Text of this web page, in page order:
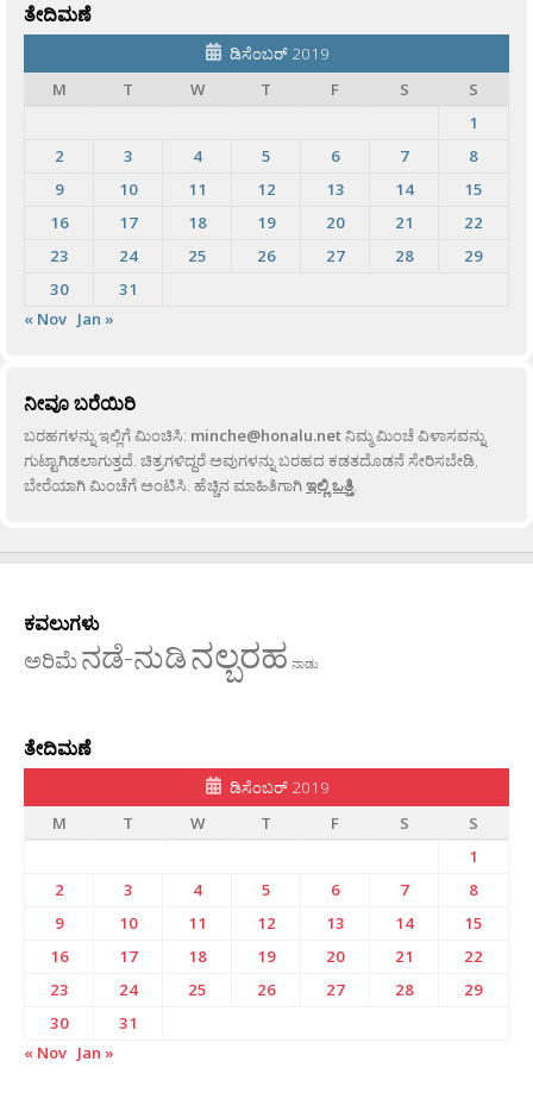
ತೇದಿಮಣೆ
ಡಿಸೆಂಬರ್ 2019
M
T W T F S
S
1
2
3 4 5 6 7
8
9
10 11 12 13 14
15
16
17 18 19 20 21
22
23
24 25 26 27 28
29
30
31
« Nov Jan »
ನೀವೂ ಬರೆಯಿರಿ
ಬರಹಗಳನ್ನು ಇಲ್ಲಿಗೆ ಮಿಂಚಿಸಿ: minche@honalu.netನಿಮ್ಮ ಮಿಂಚೆ ವಿಳಾಸವನ್ನು
ಗುಟ್ಟಾಗಿಡಲಾಗುತ್ತದೆ. ಚಿತ್ರಗಳಿದ್ದರೆ ಅವುಗಳನ್ನು ಬರಹದ ಕಡತದೊಡನೆ ಸೇರಿಸಬೇಡಿ,
ಬೇರೆಯಾಗಿ ಮಿಂಚೆಗೆ ಅಂಟಿಸಿ. ಹೆಚ್ಚಿನ ಮಾಹಿತಿಗಾಗಿಇಲ್ಲಿ ಒತ್ತಿ.
ಕವಲುಗಳು
ಅರಿಮೆನಡೆ-ನುಡಿನಲ್ಬರಹ ನಾಡು
ತೇದಿಮಣೆ
ಡಿಸೆಂಬರ್ 2019
M
T W T F S
S
1
2
3 4 5 6 7
8
9
10 11 12 13 14
15
16
17 18 19 20 21
22
23
24 25 26 27 28
29
30
31
« Nov Jan »